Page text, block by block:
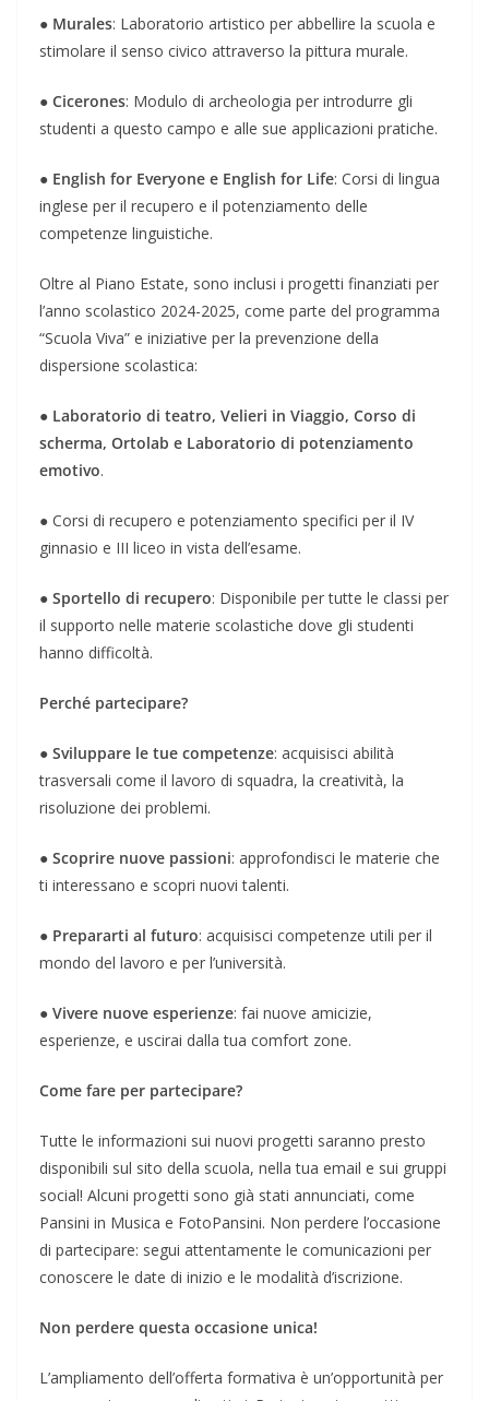
● Murales: Laboratorio artistico per abbellire la scuola e
stimolare il senso civico attraverso la pittura murale.
● Cicerones: Modulo di archeologia per introdurre gli
studenti a questo campo e alle sue applicazioni pratiche.
● English for Everyone e English for Life: Corsi di lingua
inglese per il recupero e il potenziamento delle
competenze linguistiche.
Oltre al Piano Estate, sono inclusi i progetti finanziati per
l’anno scolastico 2024-2025, come parte del programma
“Scuola Viva” e iniziative per la prevenzione della
dispersione scolastica:
● Laboratorio di teatro, Velieri in Viaggio, Corso di
scherma, Ortolab e Laboratorio di potenziamento
emotivo.
● Corsi di recupero e potenziamento specifici per il IV
ginnasio e III liceo in vista dell’esame.
● Sportello di recupero: Disponibile per tutte le classi per
il supporto nelle materie scolastiche dove gli studenti
hanno difficoltà.
Perché partecipare?
● Sviluppare le tue competenze: acquisisci abilità
trasversali come il lavoro di squadra, la creatività, la
risoluzione dei problemi.
● Scoprire nuove passioni: approfondisci le materie che
ti interessano e scopri nuovi talenti.
● Prepararti al futuro: acquisisci competenze utili per il
mondo del lavoro e per l’università.
● Vivere nuove esperienze: fai nuove amicizie,
esperienze, e uscirai dalla tua comfort zone.
Come fare per partecipare?
Tutte le informazioni sui nuovi progetti saranno presto
disponibili sul sito della scuola, nella tua email e sui gruppi
social! Alcuni progetti sono già stati annunciati, come
Pansini in Musica e FotoPansini. Non perdere l’occasione
di partecipare: segui attentamente le comunicazioni per
conoscere le date di inizio e le modalità d’iscrizione.
Non perdere questa occasione unica!
L’ampliamento dell’offerta formativa è un’opportunità per